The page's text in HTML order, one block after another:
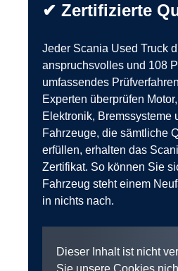
✔ Zertifizierte
Jeder Scania Used Truck
anspruchsvolles und 108
umfassendes
Experten überprüfen
Elektronik, Bremssysteme
Fahrzeuge, die sämtliche
erfüllen, erhalten das
Zertifikat. So können Sie
Fahrzeug steht einem
in nichts nach.
Dieser Inhalt ist nicht
Sie unsere Cookies